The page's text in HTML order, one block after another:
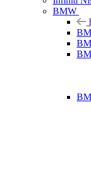
BMW